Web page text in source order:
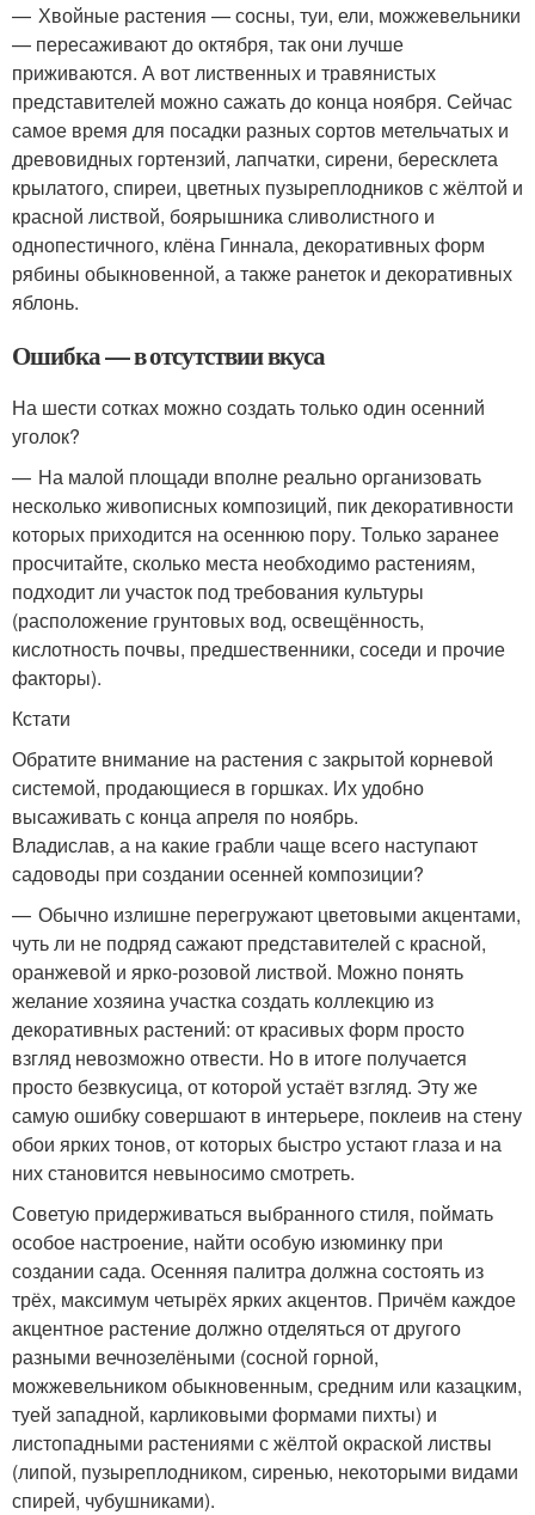
— Хвойные растения — сосны, туи, ели, можжевельники
— пересаживают до октября, так они лучше
приживаются. А вот лиственных и травянистых
представителей можно сажать до конца ноября. Сейчас
самое время для посадки разных сортов метельчатых и
древовидных гортензий, лапчатки, сирени, бересклета
крылатого, спиреи, цветных пузыреплодников с жёлтой и
красной листвой, боярышника сливолистного и
однопестичного, клёна Гиннала, декоративных форм
рябины обыкновенной, а также ранеток и декоративных
яблонь.
Ошибка — в отсутствии вкуса
На шести сотках можно создать только один осенний
уголок?
— На малой площади вполне реально организовать
несколько живописных композиций, пик декоративности
которых приходится на осеннюю пору. Только заранее
просчитайте, сколько места необходимо растениям,
подходит ли участок под требования культуры
(расположение грунтовых вод, освещённость,
кислотность почвы, предшественники, соседи и прочие
факторы).
Кстати
Обратите внимание на растения с закрытой корневой
системой, продающиеся в горшках. Их удобно
высаживать с конца апреля по ноябрь.
Владислав, а на какие грабли чаще всего наступают
садоводы при создании осенней композиции?
— Обычно излишне перегружают цветовыми акцентами,
чуть ли не подряд сажают представителей с красной,
оранжевой и ярко-розовой листвой. Можно понять
желание хозяина участка создать коллекцию из
декоративных растений: от красивых форм просто
взгляд невозможно отвести. Но в итоге получается
просто безвкусица, от которой устаёт взгляд. Эту же
самую ошибку совершают в интерьере, поклеив на стену
обои ярких тонов, от которых быстро устают глаза и на
них становится невыносимо смотреть.
Советую придерживаться выбранного стиля, поймать
особое настроение, найти особую изюминку при
создании сада. Осенняя палитра должна состоять из
трёх, максимум четырёх ярких акцентов. Причём каждое
акцентное растение должно отделяться от другого
разными вечнозелёными (сосной горной,
можжевельником обыкновенным, средним или казацким,
туей западной, карликовыми формами пихты) и
листопадными растениями с жёлтой окраской листвы
(липой, пузыреплодником, сиренью, некоторыми видами
спирей, чубушниками).